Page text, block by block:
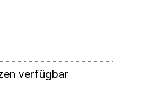
verfügbar